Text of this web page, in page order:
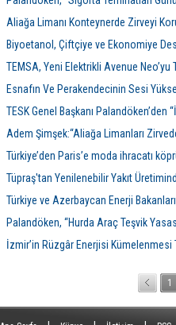
Aliağa Limanı Konteynerde Zirveyi
Biyoetanol, Çiftçiye ve Ekonomiye
TEMSA, Yeni Elektrikli Avenue Neo’yu
Esnafın Ve Perakendecinin Sesi
TESK Genel Başkanı Palandöken’den
Adem Şimşek:“Aliağa Limanları
Türkiye’den Paris’e moda ihracatı
Tüpraş'tan Yenilenebilir Yakıt
Türkiye ve Azerbaycan Enerji
Palandöken, “Hurda Araç Teşvik
İzmir’in Rüzgâr Enerjisi Kümelenmesi
1